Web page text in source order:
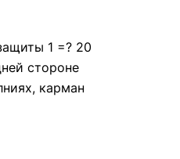
1 =? 20
стороне
карман